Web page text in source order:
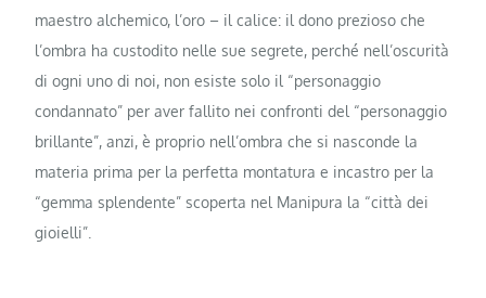
maestro alchemico, l’oro – il calice: il dono prezioso che
l’ombra ha custodito nelle sue segrete, perché nell’oscurità
di ogni uno di noi, non esiste solo il “personaggio
condannato” per aver fallito nei confronti del “personaggio
brillante”, anzi, è proprio nell’ombra che si nasconde la
materia prima per la perfetta montatura e incastro per la
“gemma splendente” scoperta nel Manipura la “città dei
gioielli”.